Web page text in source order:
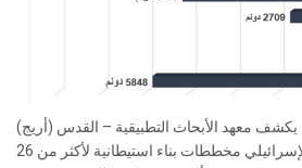
معهد الأبحاث التطبيقية – القدس (أريج)
عن طرح سلطات الاحتلال الإسرائيلي مخططات بناء استيطانية لأكثر من 26